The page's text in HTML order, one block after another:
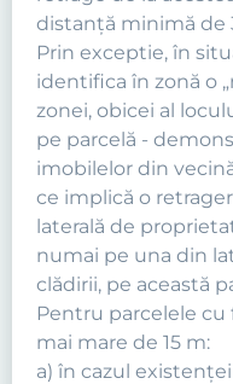
distanţă minimă de
Prin exceptie, în
identifica în zonă o
zonei, obicei al
pe parcelă -
imobilelor din
ce implică o
laterală de
numai pe una din
clădirii, pe această
Pentru parcelele
mai mare de 15 m:
a) în cazul